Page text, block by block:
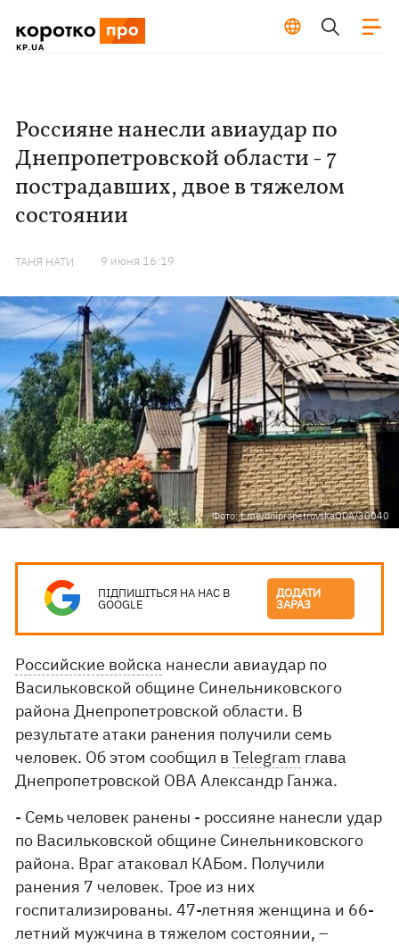
Россияне нанесли авиаудар по
Днепропетровской области - 7
пострадавших, двое в тяжелом
состоянии
ТАНЯ НАТИ 9 июня 16:19
Фото: t.me/dnipropetrovskaODA/30040
ПІДПИШІТЬСЯ НА НАС В
GOOGLE
ДОДАТИ
ЗАРАЗ
Российские войска нанесли авиаудар по
Васильковской общине Синельниковского
района Днепропетровской области. В
результате атаки ранения получили семь
человек. Об этом сообщил вTelegram глава
Днепропетровской ОВА Александр Ганжа.
- Семь человек ранены - россияне нанесли удар
по Васильковской общине Синельниковского
района. Враг атаковал КАБом. Получили
ранения 7 человек. Трое из них
госпитализированы. 47-летняя женщина и 66-
летний мужчина в тяжелом состоянии, –